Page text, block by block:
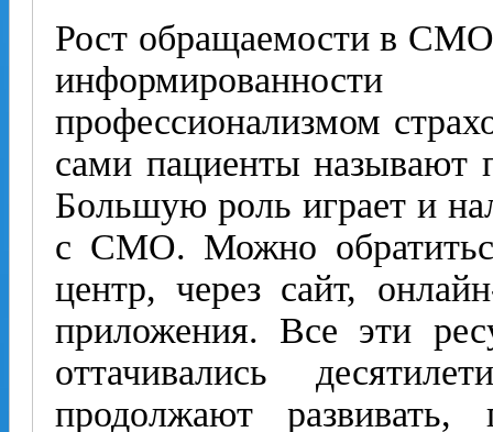
Рост обращаемости в
профессионализмом
сами пациенты
Большую роль играет и
с СМО. Можно
центр, через сайт,
приложения. Все эти
оттачивались
продолжают